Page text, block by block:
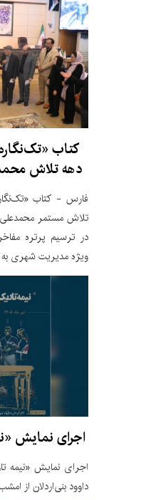
کتاب
دهه تلاش
فارس - کتاب
تلاش مستمر محمدعلی
در ترسیم پرتره
ویژه مدیریت شهری به
اجرای نمایش
اجرای نمایش «نیمه
داوود بنی‌اردلان از